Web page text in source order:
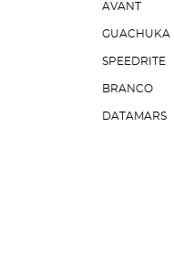
AVANT
GUACHUKA
SPEEDRITE
BRANCO
DATAMARS